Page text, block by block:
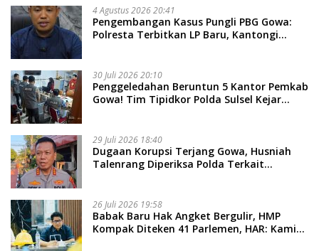
4 Agustus 2026 20:41
Pengembangan Kasus Pungli PBG Gowa:
Polresta Terbitkan LP Baru, Kantongi
30 Juli 2026 20:10
Penggeledahan Beruntun 5 Kantor Pemkab
Gowa! Tim Tipidkor Polda Sulsel Kejar
29 Juli 2026 18:40
Dugaan Korupsi Terjang Gowa, Husniah
Talenrang Diperiksa Polda Terkait
26 Juli 2026 19:58
​Babak Baru Hak Angket Bergulir, HMP
Kompak Diteken 41 Parlemen, HAR: Kami